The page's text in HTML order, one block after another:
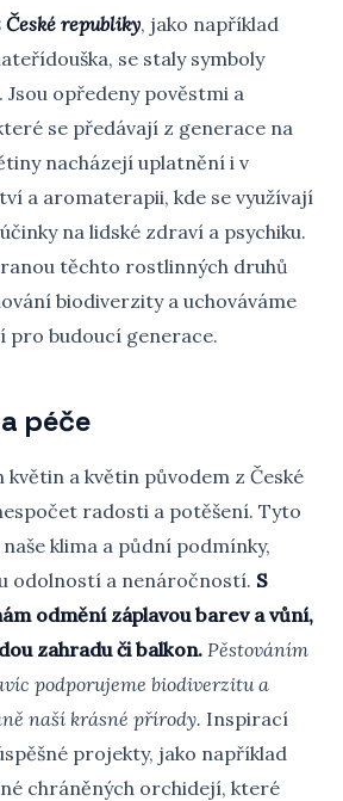
republiky, jako například
se staly symboly
opředeny pověstmi a
se předávají z generace na
nacházejí uplatnění i v
a aromaterapii, kde se využívají
na lidské zdraví a psychiku.
těchto rostlinných druhů
biodiverzity a uchováváme
pro budoucí generace.
péče
květin a květin původem z České
radosti a potěšení. Tyto
klima a půdní podmínky,
odolností a nenáročností. S
odmění záplavou barev a vůní,
zahradu či balkon. Pěstováním
podporujeme biodiverzitu a
naší krásné přírody. Inspirací
projekty, jako například
chráněných orchidejí, které